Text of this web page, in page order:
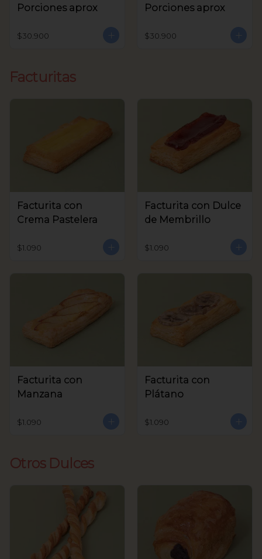
Porciones aprox
$30.900
Porciones aprox
$30.900
Facturitas
Facturita con
Crema Pastelera
$1.090
Facturita con Dulce
de Membrillo
$1.090
Facturita con
Manzana
$1.090
Facturita con
Plátano
$1.090
Otros Dulces